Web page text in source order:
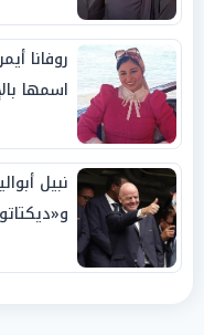
روفانا
اسمها
نبيل